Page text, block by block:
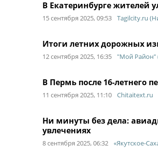
В Екатеринбурге жителей
15 сентября 2025, 09:53 Tagilcity.ru
Итоги летних дорожных
12 сентября 2025, 16:35 "Мой Район"
В Пермь после 16-летнего
11 сентября 2025, 11:10 Chitaitext.ru
Ни минуты без дела:
увлечениях
8 сентября 2025, 06:32 «Якутское-